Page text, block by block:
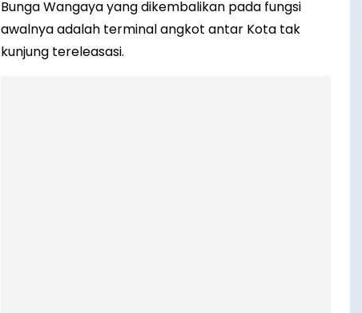
Bunga Wangaya yang dikembalikan pada fungsi
awalnya adalah terminal angkot antar Kota tak
kunjung tereleasasi.